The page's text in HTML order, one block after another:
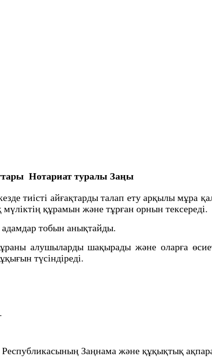
Нотариат туралы Заңы
тиiстi айғақтарды талап ету арқылы мұра
құрамын және тұрған орнын тексередi.
тобын анықтайды.
алушыларды шақырады және оларға
түсіндіреді.
Республикасының Заңнама және құқықтық